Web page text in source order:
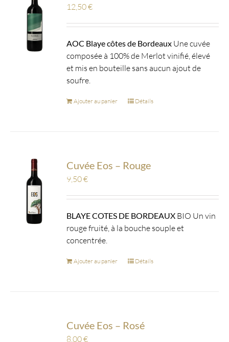
12,50€
AOC Blaye côtes de Bordeaux Une cuvée
composée à 100% de Merlot vinifié, élevé
et mis en bouteille sans aucun ajout de
soufre.
Ajouter au panier Détails
Cuvée Eos – Rouge
9,50€
BLAYE COTES DE BORDEAUX BIO Un vin
rouge fruité, à la bouche souple et
concentrée.
Ajouter au panier Détails
Cuvée Eos – Rosé
8,00€